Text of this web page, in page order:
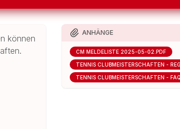
können
ANHÄNGE
CM MELDELISTE 2025-05-02.PDF
TENNIS CLUBMEISTERSCHAFTEN -